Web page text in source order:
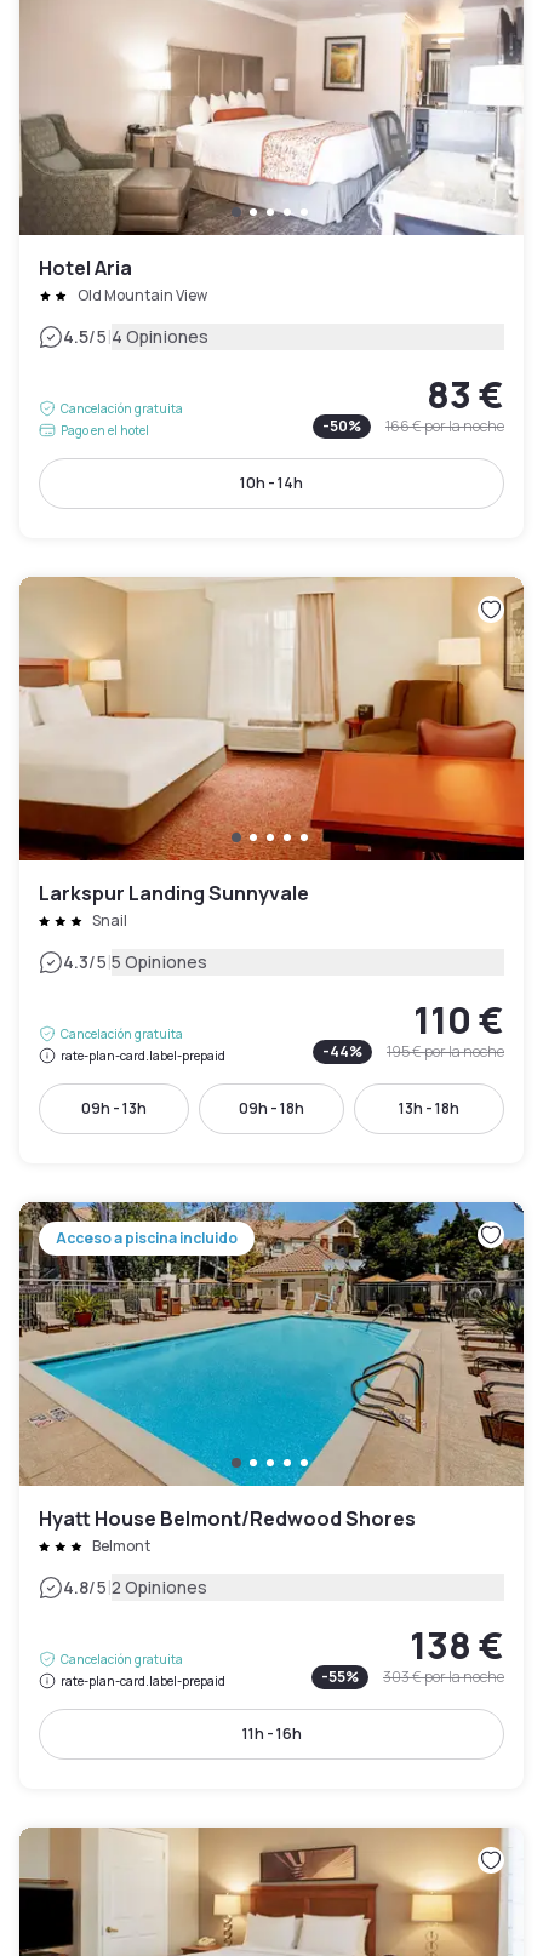
Hotel Aria
Old Mountain View
4.5/5|4 Opiniones
Cancelación gratuita
Pago en el hotel
83 €
-50% 166 €por la noche
10h - 14h
Larkspur Landing Sunnyvale
Snail
4.3/5|5 Opiniones
Cancelación gratuita
rate-plan-card.label-prepaid
110 €
-44% 195 €por la noche
09h - 13h 09h - 18h 13h - 18h
Acceso a piscina incluido
Hyatt House Belmont/Redwood Shores
Belmont
4.8/5|2 Opiniones
Cancelación gratuita
rate-plan-card.label-prepaid
138 €
-55% 303 €por la noche
11h - 16h